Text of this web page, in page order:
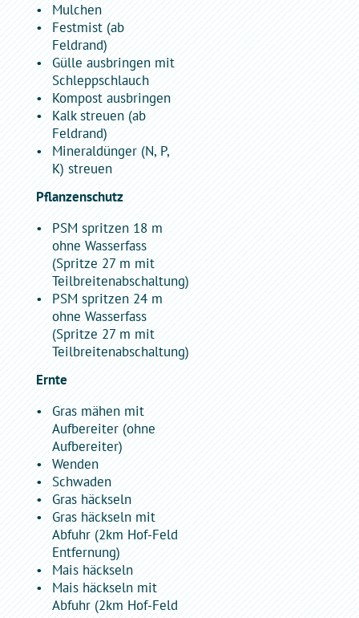
Mulchen
Festmist (ab
Feldrand)
Gülle ausbringen mit
Schleppschlauch
Kompost ausbringen
Kalk streuen (ab
Feldrand)
Mineraldünger (N, P,
K) streuen
Pflanzenschutz
PSM spritzen 18 m
ohne Wasserfass
(Spritze 27 m mit
Teilbreitenabschaltung)
PSM spritzen 24 m
ohne Wasserfass
(Spritze 27 m mit
Teilbreitenabschaltung)
Ernte
Gras mähen mit
Aufbereiter (ohne
Aufbereiter)
Wenden
Schwaden
Gras häckseln
Gras häckseln mit
Abfuhr (2km Hof-Feld
Entfernung)
Mais häckseln
Mais häckseln mit
Abfuhr (2km Hof-Feld